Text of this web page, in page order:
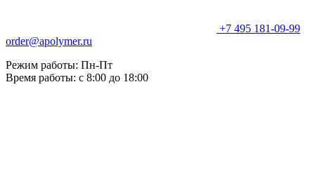
+7 495 181-09-99
order@apolymer.ru
Режим работы: Пн-Пт
Время работы: с 8:00 до 18:00